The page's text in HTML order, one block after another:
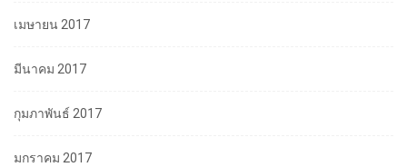
เมษายน 2017
มีนาคม 2017
กุมภาพันธ์ 2017
มกราคม 2017